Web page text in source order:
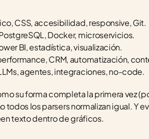
CSS, accesibilidad, responsive, Git.
Docker, microservicios.
BI, estadística, visualización.
CRM, automatización,
agentes, integraciones, no-code.
su forma completa la primera vez
todos los parsers normalizan igual. Y
texto dentro de gráficos.